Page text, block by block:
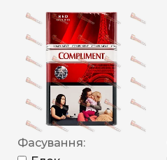
Фасування: